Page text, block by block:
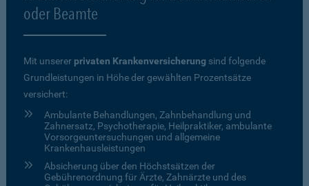
oder Beamte
Mit unserer privaten Krankenversicherung sind folgende
Grundleistungen in Höhe der gewählten Prozentsätze
versichert:
Ambulante Behandlungen, Zahnbehandlung und
Zahnersatz, Psychotherapie, Heilpraktiker, ambulante
Vorsorgeuntersuchungen und allgemeine
Krankenhausleistungen
Absicherung über den Höchstsätzen der
Gebührenordnung für Ärzte, Zahnärzte und des